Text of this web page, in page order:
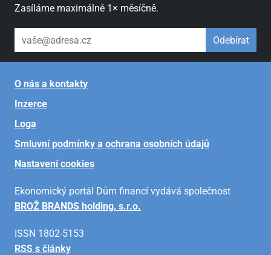
Zasíláme maximálně 1× měsíčně.
váš email Odebírat
O nás a kontakty
Inzerce
Loga
Smluvní podmínky a ochrana osobních údajů
Nastavení cookies
Ekonomický portál Dům financí vydává společnost
BROŽ BRANDS holding, s.r.o.
ISSN 1802-5153
RSS s články